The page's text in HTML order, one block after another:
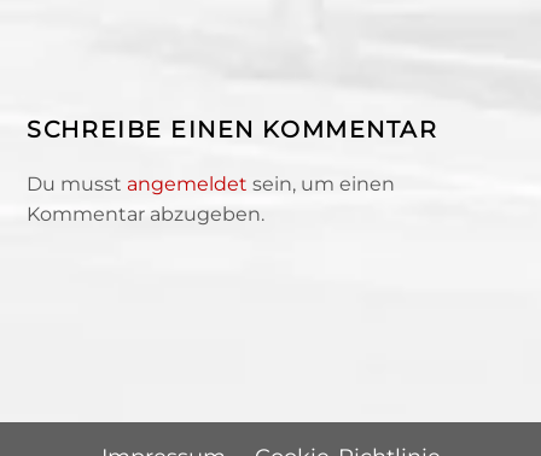
SCHREIBE EINEN KOMMENTAR
Du musst angemeldet sein, um einen
Kommentar abzugeben.